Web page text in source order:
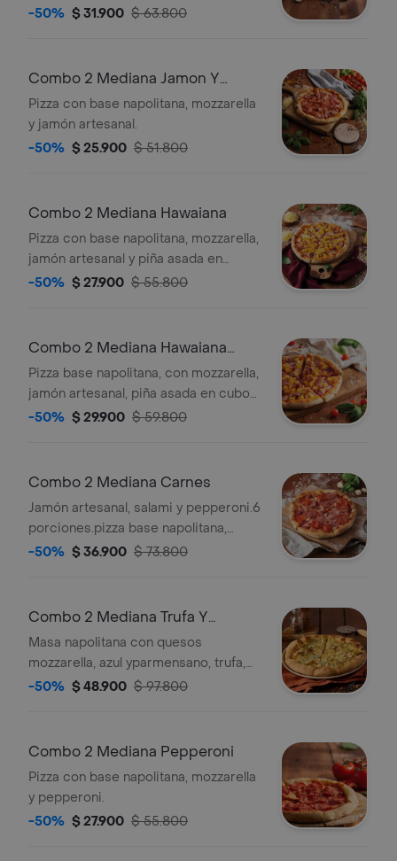
champiñones. 6 porciones.
-50% $ 31.900 $ 63.800
Combo 2 Mediana Jamon Y
Mozzarella
Pizza con base napolitana, mozzarella
y jamón artesanal.
-50% $ 25.900 $ 51.800
Combo 2 Mediana Hawaiana
Pizza con base napolitana, mozzarella,
jamón artesanal y piña asada en
cubos.
-50% $ 27.900 $ 55.800
Combo 2 Mediana Hawaiana
Tocineta
Pizza base napolitana, con mozzarella,
jamón artesanal, piña asada en cubos
y tocineta.
-50% $ 29.900 $ 59.800
Combo 2 Mediana Carnes
Jamón artesanal, salami y pepperoni.6
porciones.pizza base napolitana,
tocineta, mozzarella,
-50% $ 36.900 $ 73.800
Combo 2 Mediana Trufa Y
Quesos
Masa napolitana con quesos
mozzarella, azul yparmensano, trufa,
manzana caramelizada y almendras
-50% $ 48.900 $ 97.800
Combo 2 Mediana Pepperoni
Pizza con base napolitana, mozzarella
y pepperoni.
-50% $ 27.900 $ 55.800